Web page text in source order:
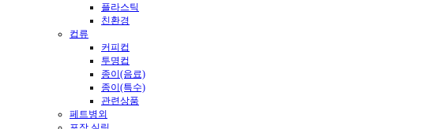
플라스틱
친환경
컵류
커피컵
투명컵
종이(음료)
종이(특수)
관련상품
페트병외